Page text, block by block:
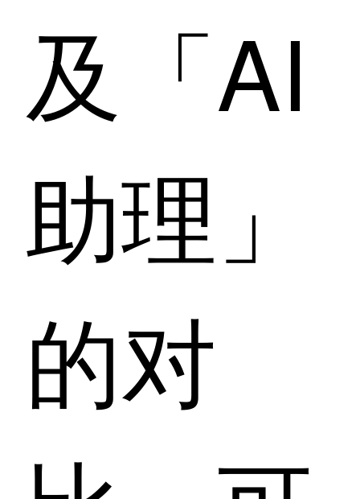
及「AI
助理」
的对